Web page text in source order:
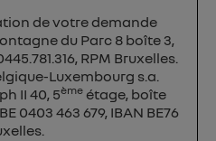
de votre demande
du Parc 8 boîte 3,
RPM Bruxelles.
Luxembourg s.a.
II 40, 5ème étage, boîte
0403 463 679, IBAN BE76